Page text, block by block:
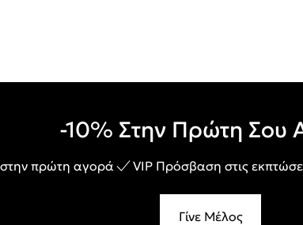
-10% Στην Πρώτη Σου
πρώτη αγορά VIP Πρόσβαση στις
Γίνε Μέλος